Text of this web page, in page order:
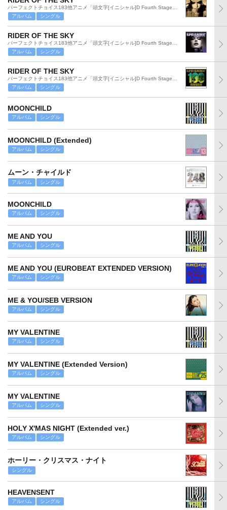
アルバム
シングル
RIDER OF THE SKY
アルバム
シングル
RIDER OF THE SKY
アルバム
シングル
MOONCHILD
アルバム シングル
MOONCHILD (Extended)
アルバム シングル
ムーン・チャイルド
アルバム シングル
MOONCHILD
アルバム シングル
ME AND YOU
アルバム シングル
ME AND YOU (EUROBEAT EXTENDED VERSION)
アルバム シングル
ME & YOU/SEB VERSION
アルバム シングル
MY VALENTINE
アルバム シングル
MY VALENTINE (Extended Version)
アルバム シングル
MY VALENTINE
アルバム シングル
HOLY X'MAS NIGHT (Extended ver.)
アルバム シングル
ホーリー・クリスマス・ナイト
シングル
HEAVENSENT
アルバム シングル